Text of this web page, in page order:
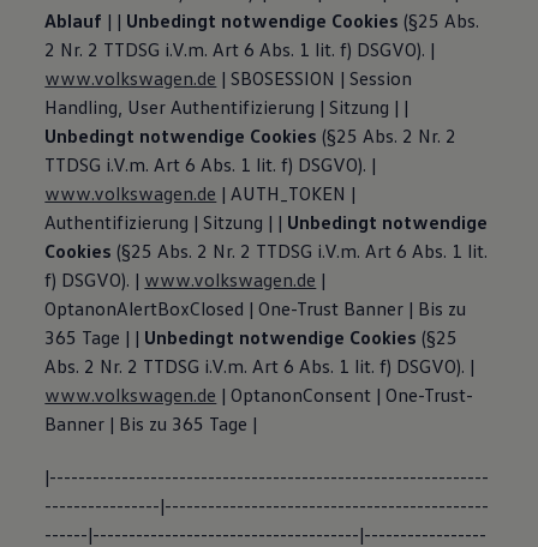
Ablauf | | Unbedingt notwendige Cookies (§25 Abs.
2 Nr. 2 TTDSG i.V.m. Art 6 Abs. 1 lit. f) DSGVO). |
www.volkswagen.de | SBOSESSION | Session
Handling, User Authentifizierung | Sitzung | |
Unbedingt notwendige Cookies (§25 Abs. 2 Nr. 2
TTDSG i.V.m. Art 6 Abs. 1 lit. f) DSGVO). |
www.volkswagen.de | AUTH_TOKEN |
Authentifizierung | Sitzung | | Unbedingt notwendige
Cookies (§25 Abs. 2 Nr. 2 TTDSG i.V.m. Art 6 Abs. 1 lit.
f) DSGVO). | www.volkswagen.de |
OptanonAlertBoxClosed | One-Trust Banner | Bis zu
365 Tage | | Unbedingt notwendige Cookies (§25
Abs. 2 Nr. 2 TTDSG i.V.m. Art 6 Abs. 1 lit. f) DSGVO). |
www.volkswagen.de | OptanonConsent | One-Trust-
Banner | Bis zu 365 Tage |
|-------------------------------------------------------------
----------------|---------------------------------------------
------|-------------------------------------|-----------------